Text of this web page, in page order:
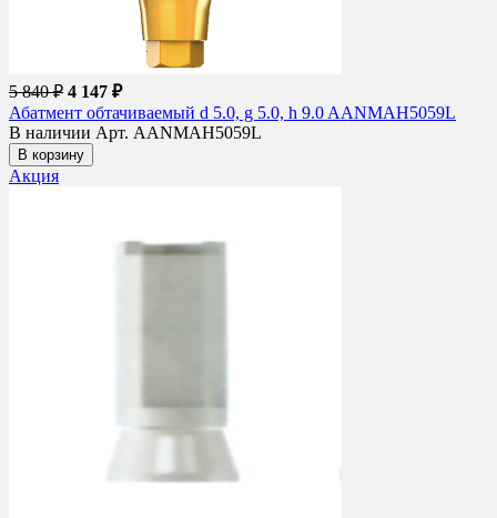
5 840 ₽ 4 147 ₽
Абатмент обтачиваемый d 5.0, g 5.0, h 9.0 AANMAH5059L
В наличии Арт. AANMAH5059L
В корзину
Акция